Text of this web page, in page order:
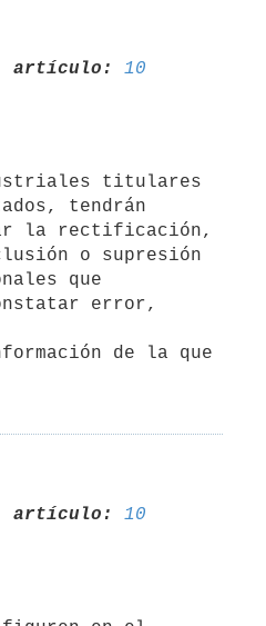
artículo:
10
tendrán
la rectificación,
o supresión
que
error,
de la que
artículo:
10